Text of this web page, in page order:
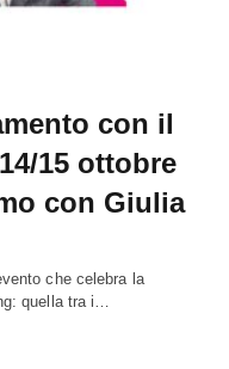
con il
15 ottobre
con Giulia
che celebra la
quella tra i…